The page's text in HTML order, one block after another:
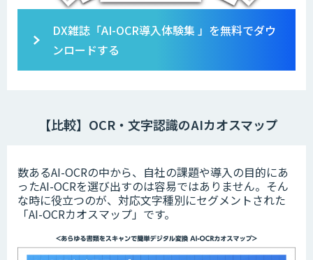
DX雑誌「AI-OCR導入体験集 」を無料でダウ
ンロードする
【比較】OCR・文字認識のAIカオスマップ
数あるAI-OCRの中から、自社の課題や導入の目的にあ
ったAI-OCRを選び出すのは容易ではありません。そん
な時に役立つのが、対応文字種別にセグメントされた
「AI-OCRカオスマップ」 です。